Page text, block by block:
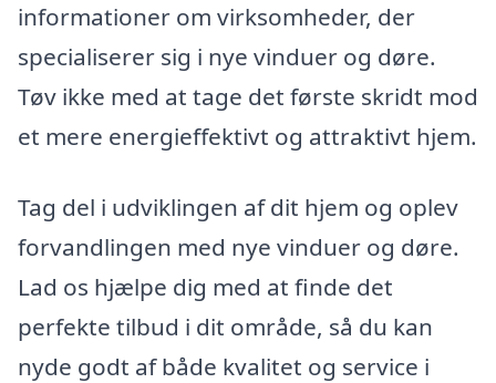
informationer om virksomheder, der
specialiserer sig i nye vinduer og døre.
Tøv ikke med at tage det første skridt mod
et mere energieffektivt og attraktivt hjem.
Tag del i udviklingen af dit hjem og oplev
forvandlingen med nye vinduer og døre.
Lad os hjælpe dig med at finde det
perfekte tilbud i dit område, så du kan
nyde godt af både kvalitet og service i